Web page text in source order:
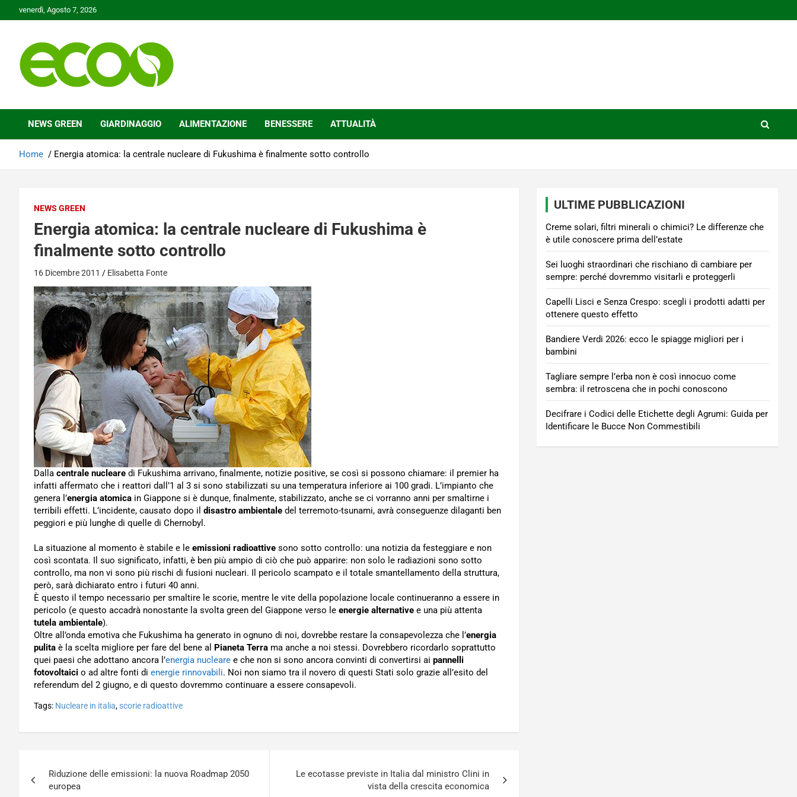
to
venerdì, Agosto 7, 2026
Ecoo.it
NEWS GREEN GIARDINAGGIO ALIMENTAZIONE BENESSERE ATTUALITÀ
Home Energia atomica: la centrale nucleare di Fukushima è finalmente sotto controllo
NEWS GREEN
Energia atomica: la centrale nucleare di Fukushima è
finalmente sotto controllo
16 Dicembre 2011 Elisabetta Fonte
Dalla centrale nucleare di Fukushima arrivano, finalmente, notizie positive, se così si possono chiamare: il premier ha
infatti affermato che i reattori dall’1 al 3 si sono stabilizzati su una temperatura inferiore ai 100 gradi. L’impianto che
genera l’energia atomica in Giappone si è dunque, finalmente, stabilizzato, anche se ci vorranno anni per smaltirne i
terribili effetti. L’incidente, causato dopo il disastro ambientale del terremoto-tsunami, avrà conseguenze dilaganti ben
peggiori e più lunghe di quelle di Chernobyl.
La situazione al momento è stabile e le emissioni radioattive sono sotto controllo: una notizia da festeggiare e non
così scontata. Il suo significato, infatti, è ben più ampio di ciò che può apparire: non solo le radiazioni sono sotto
controllo, ma non vi sono più rischi di fusioni nucleari. Il pericolo scampato e il totale smantellamento della struttura,
però, sarà dichiarato entro i futuri 40 anni.
È questo il tempo necessario per smaltire le scorie, mentre le vite della popolazione locale continueranno a essere in
pericolo (e questo accadrà nonostante la svolta green del Giappone verso le energie alternative e una più attenta
tutela ambientale).
Oltre all’onda emotiva che Fukushima ha generato in ognuno di noi, dovrebbe restare la consapevolezza che l’energia
pulita è la scelta migliore per fare del bene al Pianeta Terra ma anche a noi stessi. Dovrebbero ricordarlo soprattutto
quei paesi che adottano ancora l’energia nucleare e che non si sono ancora convinti di convertirsi ai pannelli
fotovoltaici o ad altre fonti di energie rinnovabili. Noi non siamo tra il novero di questi Stati solo grazie all’esito del
referendum del 2 giugno, e di questo dovremmo continuare a essere consapevoli.
Tags: Nucleare in italia,scorie radioattive
articoli
Riduzione delle emissioni: la nuova Roadmap 2050
europea
Le ecotasse previste in Italia dal ministro Clini in
vista della crescita economica
ULTIME PUBBLICAZIONI
Creme solari, filtri minerali o chimici? Le differenze che
è utile conoscere prima dell’estate
Sei luoghi straordinari che rischiano di cambiare per
sempre: perché dovremmo visitarli e proteggerli
Capelli Lisci e Senza Crespo: scegli i prodotti adatti per
ottenere questo effetto
Bandiere Verdi 2026: ecco le spiagge migliori per i
bambini
Tagliare sempre l’erba non è così innocuo come
sembra: il retroscena che in pochi conoscono
Decifrare i Codici delle Etichette degli Agrumi: Guida per
Identificare le Bucce Non Commestibili